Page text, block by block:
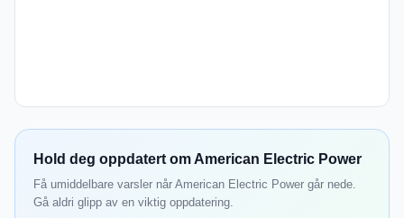
Hold deg oppdatert om American Electric Power
Få umiddelbare varsler når American Electric Power går nede.
Gå aldri glipp av en viktig oppdatering.